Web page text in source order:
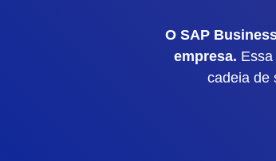
O SAP
empresa.
cadeia de